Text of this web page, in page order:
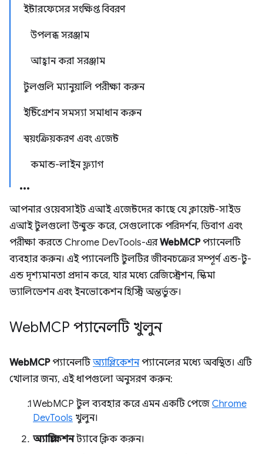
ইন্টারফেসের সংক্ষিপ্ত বিবরণ
উপলব্ধ সরঞ্জাম
আহ্বান করা সরঞ্জাম
টুলগুলি ম্যানুয়ালি পরীক্ষা করুন
ইন্টিগ্রেশন সমস্যা সমাধান করুন
স্বয়ংক্রিয়করণ এবং এজেন্ট
কমান্ড-লাইন ফ্ল্যাগ
আপনার ওয়েবসাইট এআই এজেন্টদের কাছে যে ক্লায়েন্ট-সাইড
এআই টুলগুলো উন্মুক্ত করে, সেগুলোকে পরিদর্শন, ডিবাগ এবং
পরীক্ষা করতে Chrome DevTools-এরWebMCPপ্যানেলটি
ব্যবহার করুন। এই প্যানেলটি টুলটির জীবনচক্রের সম্পূর্ণ এন্ড-টু-
এন্ড দৃশ্যমানতা প্রদান করে, যার মধ্যে রেজিস্ট্রেশন, স্কিমা
ভ্যালিডেশন এবং ইনভোকেশন হিস্ট্রি অন্তর্ভুক্ত।
WebMCP প্যানেলটি খুলুন
WebMCPপ্যানেলটিঅ্যাপ্লিকেশনপ্যানেলের মধ্যে অবস্থিত। এটি
খোলার জন্য, এই ধাপগুলো অনুসরণ করুন:
WebMCP টুল ব্যবহার করে এমন একটি পেজে Chrome
DevTools খুলুন।
অ্যাপ্লিকেশনট্যাবে ক্লিক করুন।